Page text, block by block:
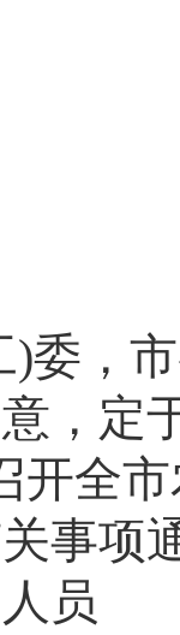
)委，
，定
开全
事项
员